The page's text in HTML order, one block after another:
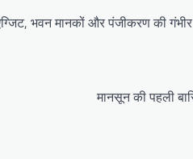
भवन मानकों और पंजीकरण की
मानसून की पहली